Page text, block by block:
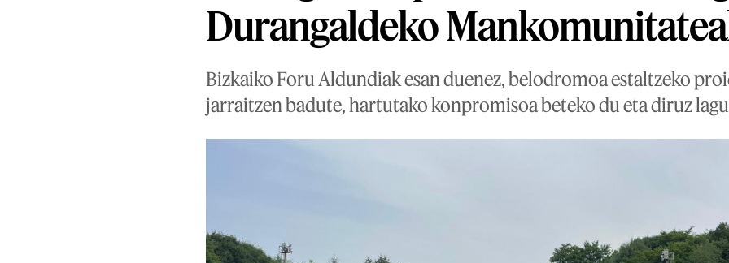
Durangaldeko
Bizkaiko Foru Aldundiak esan duenez, belodromoa estaltzeko
jarraitzen badute, hartutako konpromisoa beteko du eta diruz